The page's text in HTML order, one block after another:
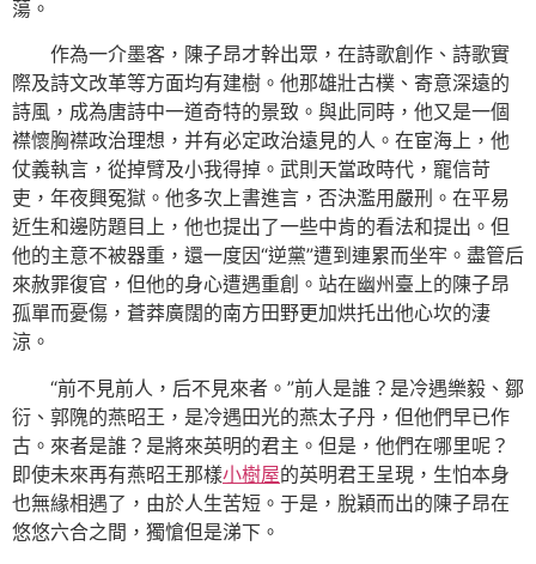
蕩。
作為一介墨客，陳子昂才幹出眾，在詩歌創作、詩歌實
際及詩文改革等方面均有建樹。他那雄壯古樸、寄意深遠的
詩風，成為唐詩中一道奇特的景致。與此同時，他又是一個
襟懷胸襟政治理想，并有必定政治遠見的人。在宦海上，他
仗義執言，從掉臂及小我得掉。武則天當政時代，寵信苛
吏，年夜興冤獄。他多次上書進言，否決濫用嚴刑。在平易
近生和邊防題目上，他也提出了一些中肯的看法和提出。但
他的主意不被器重，還一度因“逆黨”遭到連累而坐牢。盡管后
來赦罪復官，但他的身心遭遇重創。站在幽州臺上的陳子昂
孤單而憂傷，蒼莽廣闊的南方田野更加烘托出他心坎的淒
涼。
“前不見前人，后不見來者。”前人是誰？是冷遇樂毅、鄒
衍、郭隗的燕昭王，是冷遇田光的燕太子丹，但他們早已作
古。來者是誰？是將來英明的君主。但是，他們在哪里呢？
即使未來再有燕昭王那樣小樹屋的英明君王呈現，生怕本身
也無緣相遇了，由於人生苦短。于是，脫穎而出的陳子昂在
悠悠六合之間，獨愴但是涕下。